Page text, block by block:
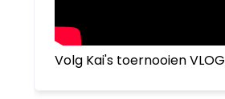
Volg Kai's toernooien VLOG